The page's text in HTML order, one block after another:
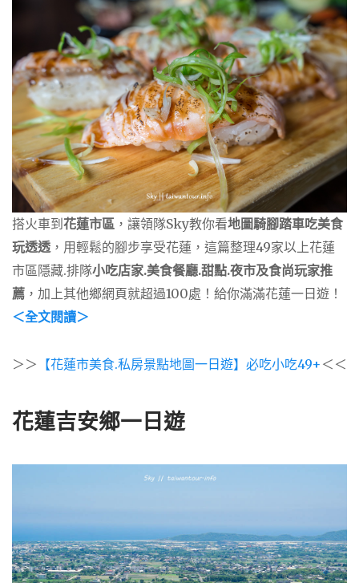
搭火車到 花蓮市區 ，讓領隊Sky教你看地圖騎腳踏車吃美食
玩透透，用輕鬆的腳步享受花蓮，這篇整理49家以上花蓮
市區隱藏.排隊小吃店家.美食餐廳.甜點.夜市及食尚玩家推
薦 ，加上其他鄉網頁就超過100處！給你滿滿花蓮一日遊！
＜全文閱讀＞
＞＞ 【花蓮市美食.私房景點地圖一日遊】必吃小吃49+ ＜＜
花蓮吉安鄉一日遊